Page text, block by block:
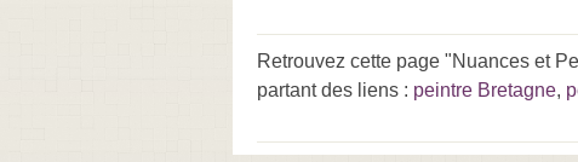
Retrouvez cette page "Nuances et
partant des liens : peintre Bretagne,